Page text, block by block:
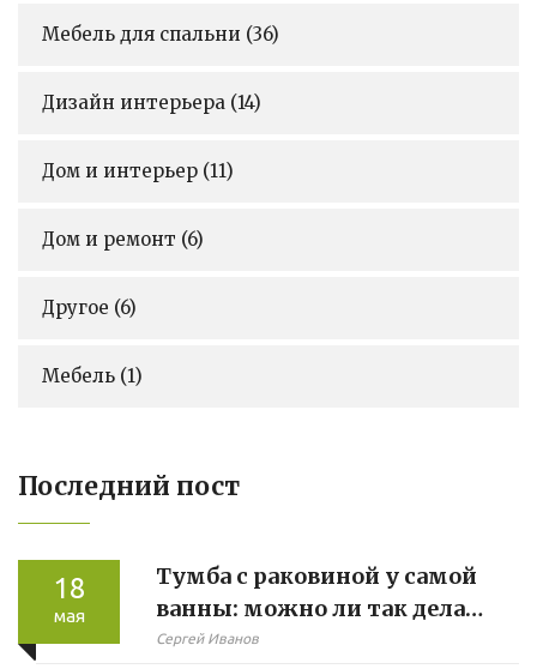
Мебель для спальни (36)
Дизайн интерьера (14)
Дом и интерьер (11)
Дом и ремонт (6)
Другое (6)
Мебель (1)
Последний пост
18
мая
Тумба с раковиной у самой
ванны: можно ли так делать
и что учесть
Сергей Иванов